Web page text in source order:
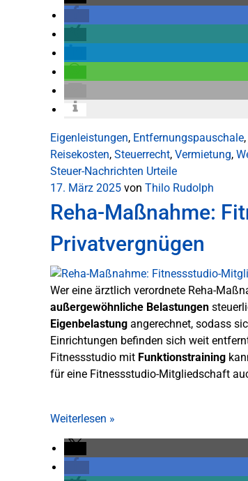
Eigenleistungen, Entfernungspauschale,
Reisekosten, Steuerrecht, Vermietung,
Steuer-Nachrichten Urteile
17. März 2025 von Thilo Rudolph
Reha-Maßnahme:
Privatvergnügen
Wer eine ärztlich verordnete Reha-
außergewöhnliche Belastungen
Eigenbelastung angerechnet, sodass
Einrichtungen befinden sich weit
Fitnessstudio mit Funktionstraining
für eine Fitnessstudio-Mitgliedschaft
Weiterlesen »